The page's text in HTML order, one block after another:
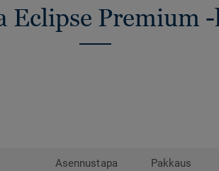
Eclipse Premium
Asennustapa Pakkaus